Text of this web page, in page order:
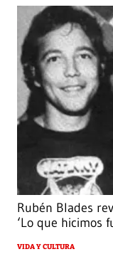
Rubén Blades
‘Lo que hicimos
VIDA Y CULTURA